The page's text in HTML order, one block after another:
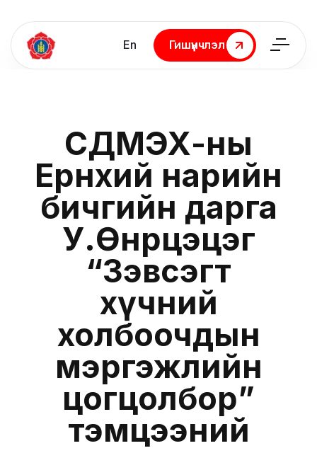
En
Гишүүнчлэл
Гишүүнчлэл
СДМЭХ-ны
Ерөнхий нарийн
бичгийн дарга
У.Өнөрцэцэг
“Зэвсэгт
хүчний
холбоочдын
мэргэжлийн
цогцолбор”
тэмцээний